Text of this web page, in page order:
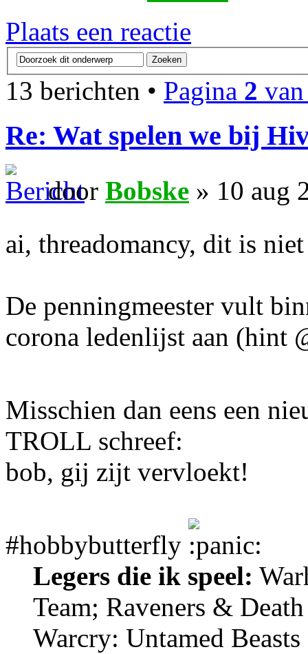
Plaats een reactie
13 berichten • Pagina 2
Re: Wat spelen we bij
door Bobske » 10 aug
ai, threadomancy, dit is
De penningmeester vult
corona ledenlijst aan (hint
Misschien dan eens een
TROLL schreef:
bob, gij zijt vervloekt!
#hobbybutterfly
Legers die ik speel:
Team; Raveners &
Warcry: Untamed Beasts